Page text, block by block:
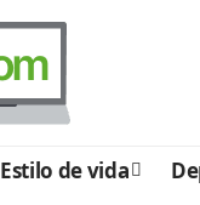
Estilo de vida